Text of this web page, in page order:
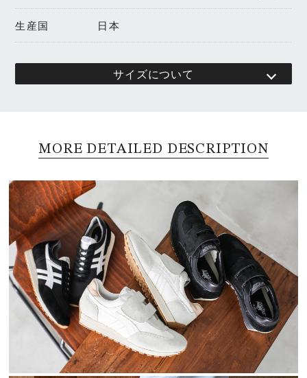
生産国 日本
サイズについて
MORE DETAILED DESCRIPTION